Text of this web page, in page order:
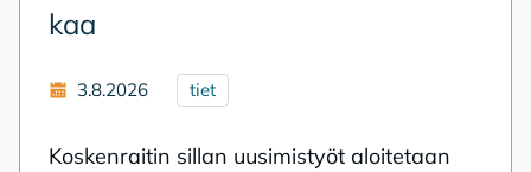
kaa
3.8.2026 tiet
Kos­ken­rai­tin sil­lan uusi­mis­työt aloi­te­taan